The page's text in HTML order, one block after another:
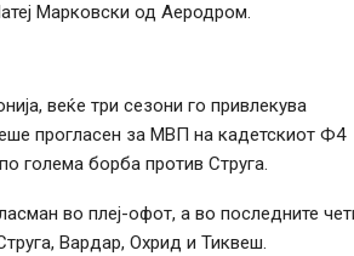
Марковски од Аеродром.
веќе три сезони го привлекува
прогласен за МВП на кадетскиот Ф4
голема борба против Струга.
во плеј-офот, а во последните
Вардар, Охрид и Тиквеш.